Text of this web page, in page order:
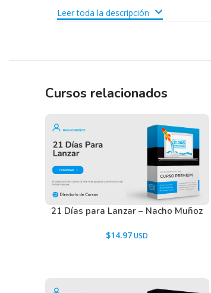
Leer toda la descripción
Cursos relacionados
21 Días para Lanzar – Nacho Muñoz
$14.97